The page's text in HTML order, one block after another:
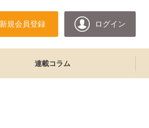
新規会員登録 ログイン
連載コラム